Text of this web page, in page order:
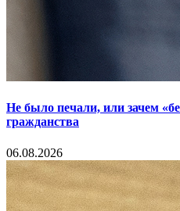
Не было печали, или зачем
гражданства
06.08.2026